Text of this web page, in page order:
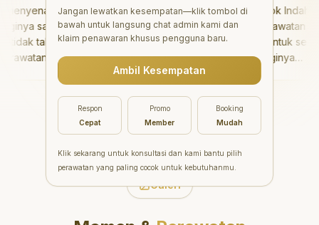
sangat baik
takut sama
tidak
setelahnya.
ke dokter
"Aesthetic Pondok Indah
menawarkan perawatan gigi
yang luar biasa untuk semua
orang. Dokter giginya
profesional, ramah, dan
meluangkan waktu untuk
mengedukasi pasien tentang
kesehatan gigi dan mulut
yang baik. Klinik ini terletak di
daerah yang strategis,
sehingga nyaman untuk
direkomendasikan untuk
Galeri
Jangan lewatkan kesempatan—klik tombol di
bawah untuk langsung chat admin kami dan
klaim penawaran khusus pengguna baru.
Ambil Kesempatan
Respon
Cepat
Promo
Member
Booking
Mudah
Klik sekarang untuk konsultasi dan kami bantu pilih
perawatan yang paling cocok untuk kebutuhanmu.